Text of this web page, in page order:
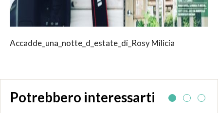
Accadde_una_notte_d_estate_di_Rosy Milicia
Potrebbero interessarti